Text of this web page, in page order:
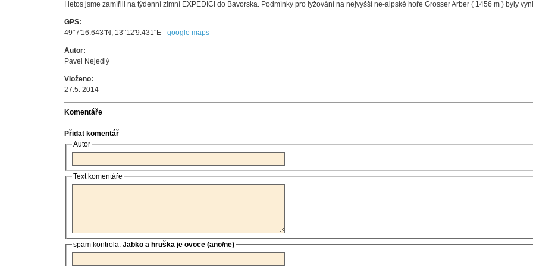
I letos jsme zamířili na týdenní zimní EXPEDICI do Bavorska. Podmínky pro lyžování na nejvyšší ne-alpské hoře Grosser Arber ( 1456 m ) byly
GPS:
49°7'16.643"N, 13°12'9.431"E - google maps
Autor:
Pavel Nejedlý
Vloženo:
27.5. 2014
Komentáře
Přidat komentář
Autor
Text komentáře
spam kontrola: Jabko a hruška je ovoce (ano/ne)